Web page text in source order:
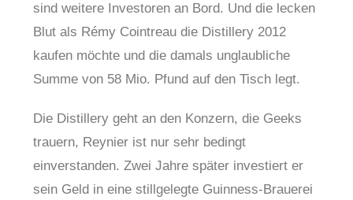
sind weitere Investoren an Bord. Und die lecken
Blut als Rémy Cointreau die Distillery 2012
kaufen möchte und die damals unglaubliche
Summe von 58 Mio. Pfund auf den Tisch legt.
Die Distillery geht an den Konzern, die Geeks
trauern, Reynier ist nur sehr bedingt
einverstanden. Zwei Jahre später investiert er
sein Geld in eine stillgelegte Guinness-Brauerei